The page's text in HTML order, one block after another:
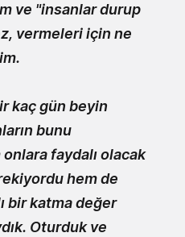
ve "insanlar durup
vermeleri için ne
kaç gün beyin
bunu
faydalı olacak
hem de
bir katma değer
Oturduk ve